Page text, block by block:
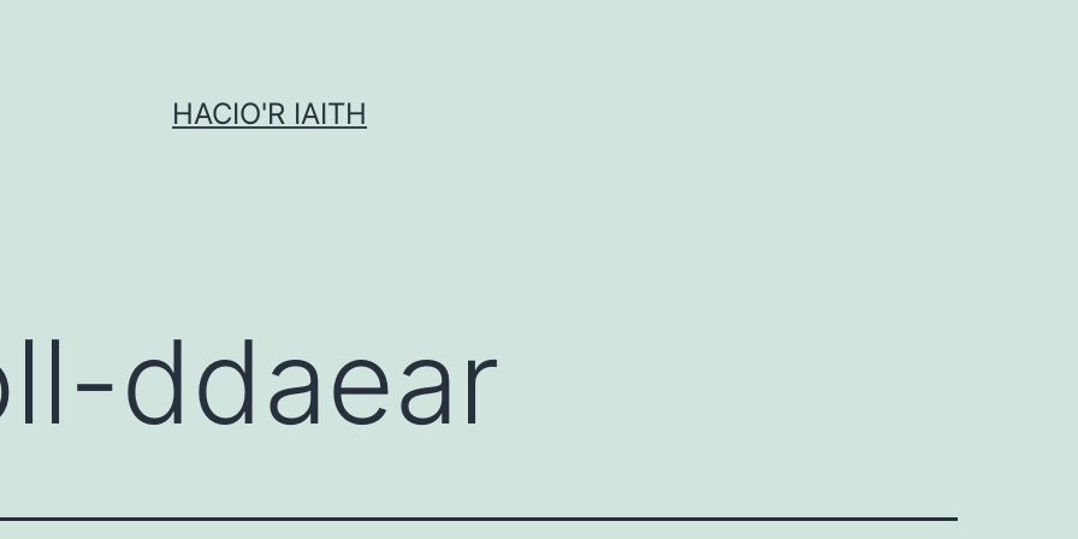
HACIO'R IAITH
ddaear